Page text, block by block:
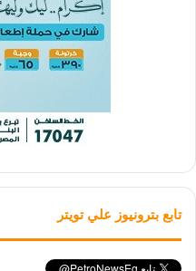
تابع بترونيوز علي تويتر